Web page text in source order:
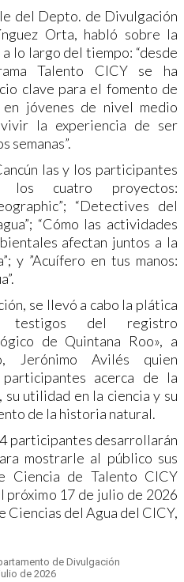
del Depto. de Divulgación
Orta, habló sobre la
lo largo del tiempo: “desde
Talento CICY se ha
clave para el fomento de
en jóvenes de nivel medio
la experiencia de ser
semanas”.
las y los participantes
los cuatro proyectos:
“Detectives del
“Cómo las actividades
afectan juntos a la
y ”Acuífero en tus manos:
se llevó a cabo la plática
testigos del registro
de Quintana Roo», a
Jerónimo Avilés quien
acerca de la
utilidad en la ciencia y su
de la historia natural.
participantes desarrollarán
mostrarle al público sus
Ciencia de Talento CICY
próximo 17 de julio de 2026
Ciencias del Agua del CICY,
de Divulgación
de 2026